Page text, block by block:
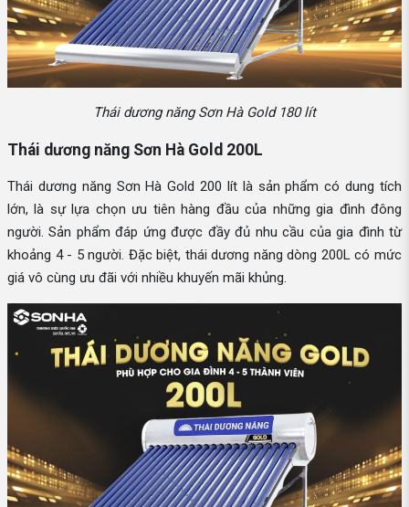
Thái dương năng Sơn Hà Gold 180 lít
Thái dương năng Sơn Hà Gold 200L
Thái dương năng Sơn Hà Gold 200 lít là sản phẩm có dung tích
lớn, là sự lựa chọn ưu tiên hàng đầu của những gia đình đông
người. Sản phẩm đáp ứng được đầy đủ nhu cầu của gia đình từ
khoảng 4 - 5 người. Đặc biệt, thái dương năng dòng 200L có mức
giá vô cùng ưu đãi với nhiều khuyến mãi khủng.